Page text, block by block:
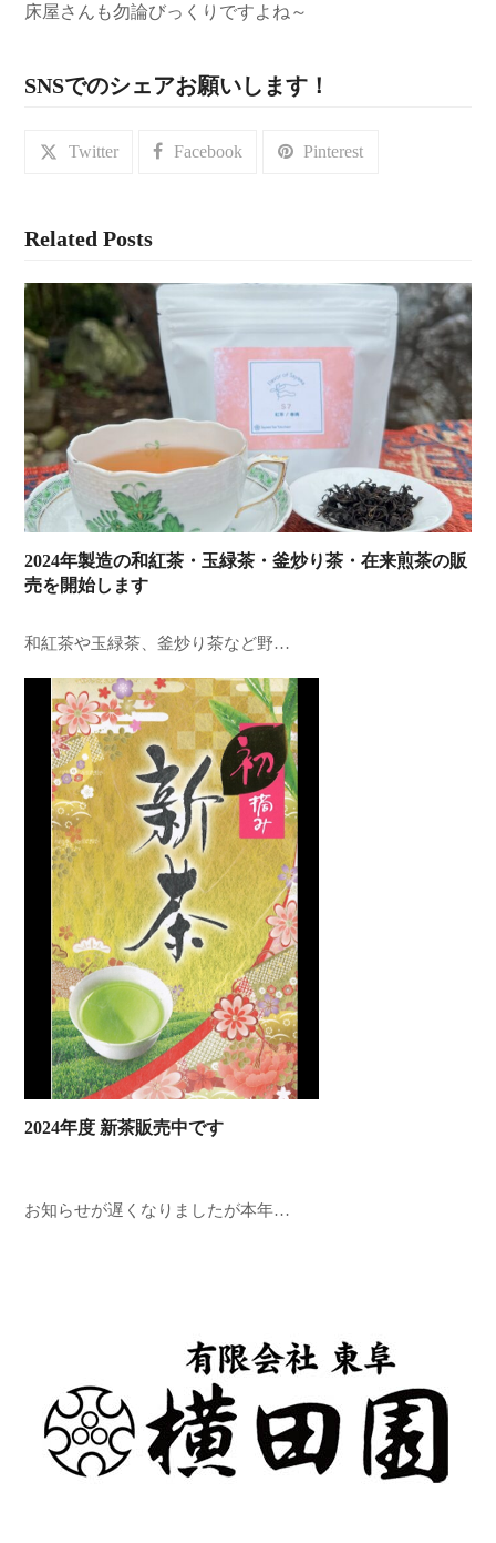
床屋さんも勿論びっくりですよね～
SNSでのシェアお願いします！
Twitter Facebook Pinterest
Related Posts
2024年製造の和紅茶・玉緑茶・釜炒り茶・在来煎茶の販
売を開始します
和紅茶や玉緑茶、釜炒り茶など野…
2024年度 新茶販売中です
お知らせが遅くなりましたが本年…